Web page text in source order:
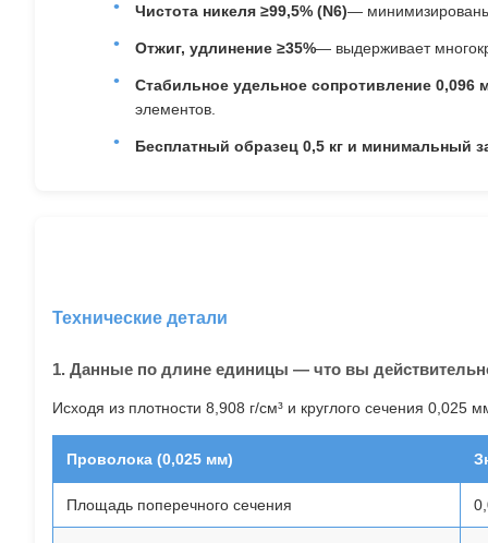
Чистота никеля ≥99,5% (N6)— минимизированы
Отжиг, удлинение ≥35%— выдерживает
Стабильное удельное сопротивление 0,096
элементов.
Бесплатный образец 0,5 кг и минимальный
Технические детали
1. Данные по длине единицы — что вы
Исходя из плотности 8,908 г/см³ и круглого сечения
Проволока (0,025 мм)
Площадь поперечного сечения